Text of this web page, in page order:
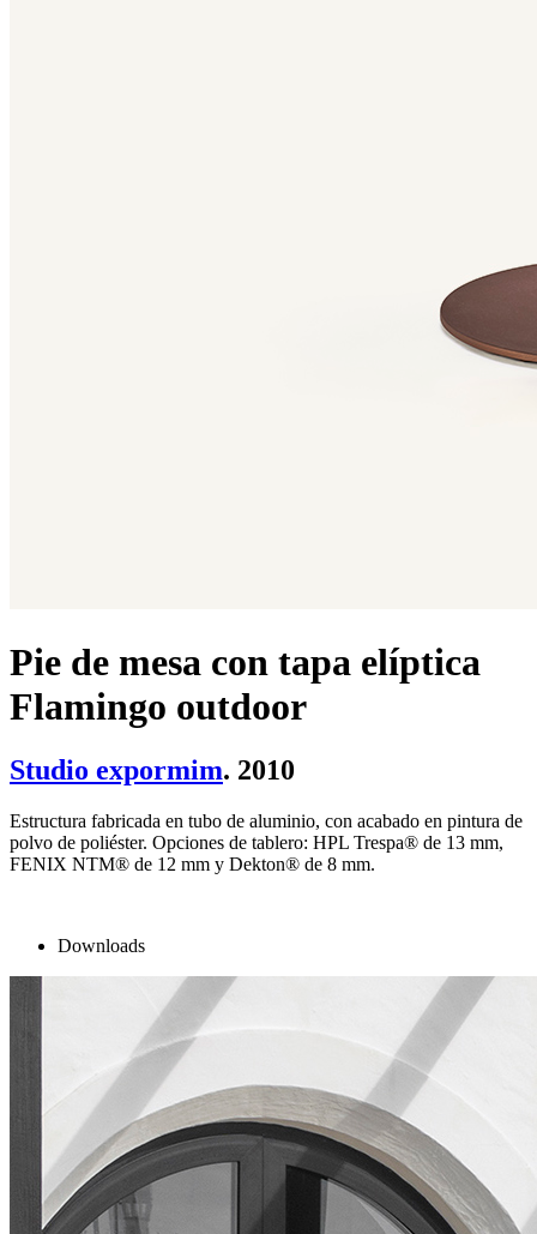
Pie de mesa con tapa elíptica
Flamingo outdoor
Studio expormim. 2010
Estructura fabricada en tubo de aluminio, con acabado en pintura de
polvo de poliéster. Opciones de tablero: HPL Trespa® de 13 mm,
FENIX NTM® de 12 mm y Dekton® de 8 mm.
Downloads